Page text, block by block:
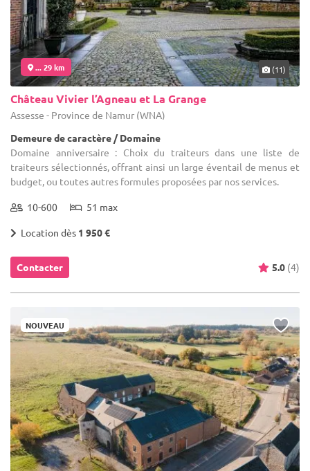
... 29 km (11)
Château Vivier l’Agneau et La Grange
Assesse - Province de Namur (WNA)
Demeure de caractère / Domaine
Domaine anniversaire : Choix du traiteurs dans une liste de
traiteurs sélectionnés, offrant ainsi un large éventail de menus et
budget, ou toutes autres formules proposées par nos services.
10-600 51 max
Location dès 1 950 €
Contacter 5.0 (4)
NOUVEAU